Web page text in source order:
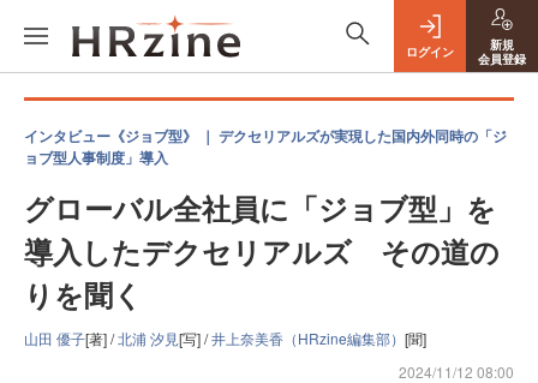
ログイン
新規
会員登録
インタビュー《ジョブ型》 ｜ デクセリアルズが実現した国内外同時の「ジ
ョブ型人事制度」導入
グローバル全社員に「ジョブ型」を
導入したデクセリアルズ その道の
りを聞く
山田 優子[著] /北浦 汐見[写] /井上奈美香（HRzine編集部） [聞]
2024/11/12 08:00